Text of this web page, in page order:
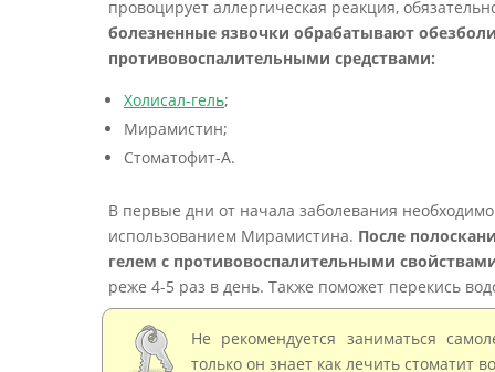
провоцирует аллергическая реакция,
болезненные язвочки обрабатывают
противовоспалительными средствами:
Холисал-гель;
Мирамистин;
Стоматофит-А.
В первые дни от начала заболевания
использованием Мирамистина. После
гелем с противовоспалительными
реже 4-5 раз в день. Также поможет перекись
Не рекомендуется заниматься
только он знает как лечить стоматит